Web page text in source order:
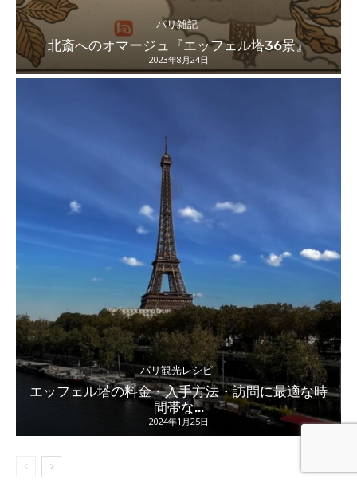
パリ雑記
北斎へのオマージュ『エッフェル塔36景』
2023年8月24日
パリ観光レシピ
エッフェル塔の料金・入手方法・訪問に最適な時
間帯な...
2024年1月25日